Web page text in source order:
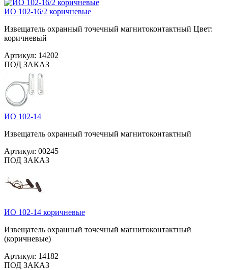
ИО 102-16/2 коричневые
Извещатель охранный точечный магнитоконтактный Цвет:
коричневый
Артикул: 14202
ПОД ЗАКАЗ
ИО 102-14
Извещатель охранный точечный магнитоконтактный
Артикул: 00245
ПОД ЗАКАЗ
ИО 102-14 коричневые
Извещатель охранный точечный магнитоконтактный
(коричневые)
Артикул: 14182
ПОД ЗАКАЗ